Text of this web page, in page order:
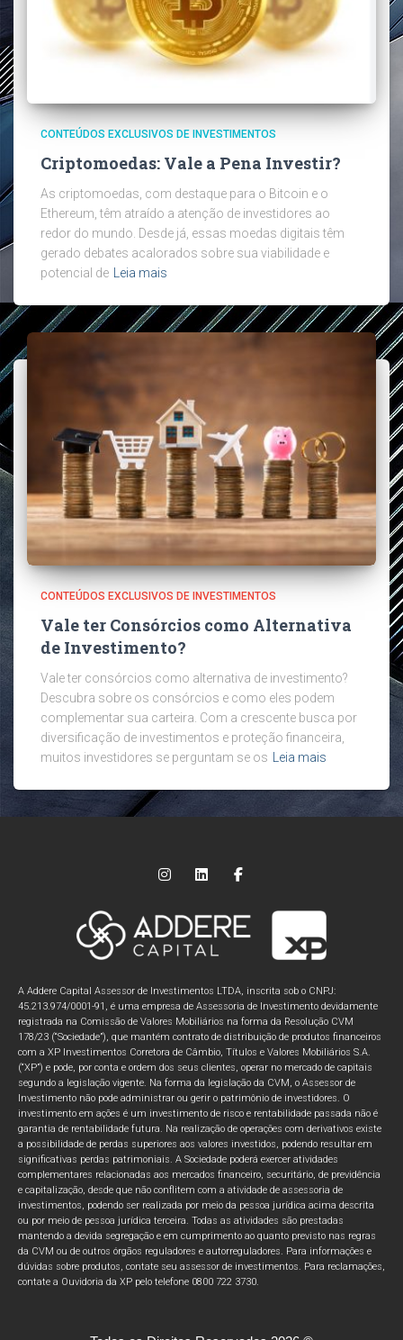
CONTEÚDOS EXCLUSIVOS DE INVESTIMENTOS
Criptomoedas: Vale a Pena Investir?
As criptomoedas, com destaque para o Bitcoin e o
Ethereum, têm atraído a atenção de investidores ao
redor do mundo. Desde já, essas moedas digitais têm
gerado debates acalorados sobre sua viabilidade e
potencial de
Leia mais
CONTEÚDOS EXCLUSIVOS DE INVESTIMENTOS
Vale ter Consórcios como Alternativa
de Investimento?
Vale ter consórcios como alternativa de investimento?
Descubra sobre os consórcios e como eles podem
complementar sua carteira. Com a crescente busca por
diversificação de investimentos e proteção financeira,
muitos investidores se perguntam se os
Leia mais
A Addere Capital Assessor de Investimentos LTDA, inscrita sob o CNPJ:
45.213.974/0001-91, é uma empresa de Assessoria de Investimento devidamente
registrada na Comissão de Valores Mobiliários na forma da Resolução CVM
178/23 (“Sociedade”), que mantém contrato de distribuição de produtos financeiros
com a XP Investimentos Corretora de Câmbio, Títulos e Valores Mobiliários S.A.
(“XP”) e pode, por conta e ordem dos seus clientes, operar no mercado de capitais
segundo a legislação vigente. Na forma da legislação da CVM, o Assessor de
Investimento não pode administrar ou gerir o patrimônio de investidores. O
investimento em ações é um investimento de risco e rentabilidade passada não é
garantia de rentabilidade futura. Na realização de operações com derivativos existe
a possibilidade de perdas superiores aos valores investidos, podendo resultar em
significativas perdas patrimoniais. A Sociedade poderá exercer atividades
complementares relacionadas aos mercados financeiro, securitário, de previdência
e capitalização, desde que não conflitem com a atividade de assessoria de
investimentos, podendo ser realizada por meio da pessoa jurídica acima descrita
ou por meio de pessoa jurídica terceira. Todas as atividades são prestadas
mantendo a devida segregação e em cumprimento ao quanto previsto nas regras
da CVM ou de outros órgãos reguladores e autorreguladores. Para informações e
dúvidas sobre produtos, contate seu assessor de investimentos. Para reclamações,
contate a Ouvidoria da XP pelo telefone 0800 722 3730.